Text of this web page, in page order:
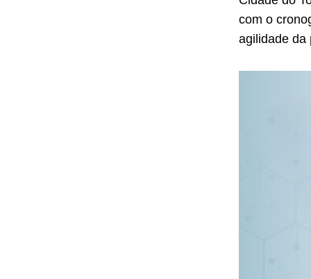
com o
agilidade da